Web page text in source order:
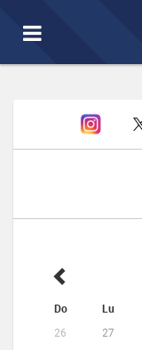
Toggle
navigation
Do Lu
26 27